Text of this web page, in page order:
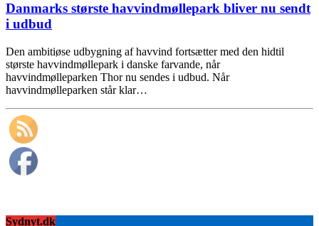
Danmarks største havvindmøllepark bliver nu sendt
i udbud
Den ambitiøse udbygning af havvind fortsætter med den hidtil
største havvindmøllepark i danske farvande, når
havvindmølleparken Thor nu sendes i udbud. Når
havvindmølleparken står klar…
Sydnyt.dk